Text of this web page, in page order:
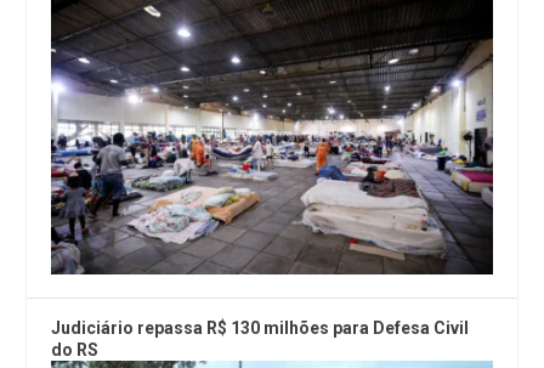
Judiciário repassa R$ 130 milhões para Defesa Civil
do RS